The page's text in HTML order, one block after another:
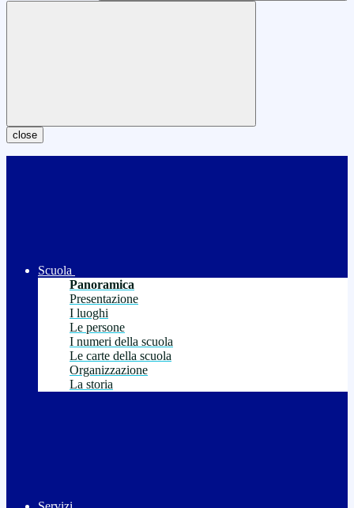
close
Scuola
Panoramica
Presentazione
I luoghi
Le persone
I numeri della scuola
Le carte della scuola
Organizzazione
La storia